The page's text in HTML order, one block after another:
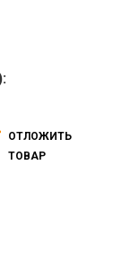
ОТЛОЖИТЬ
ТОВАР